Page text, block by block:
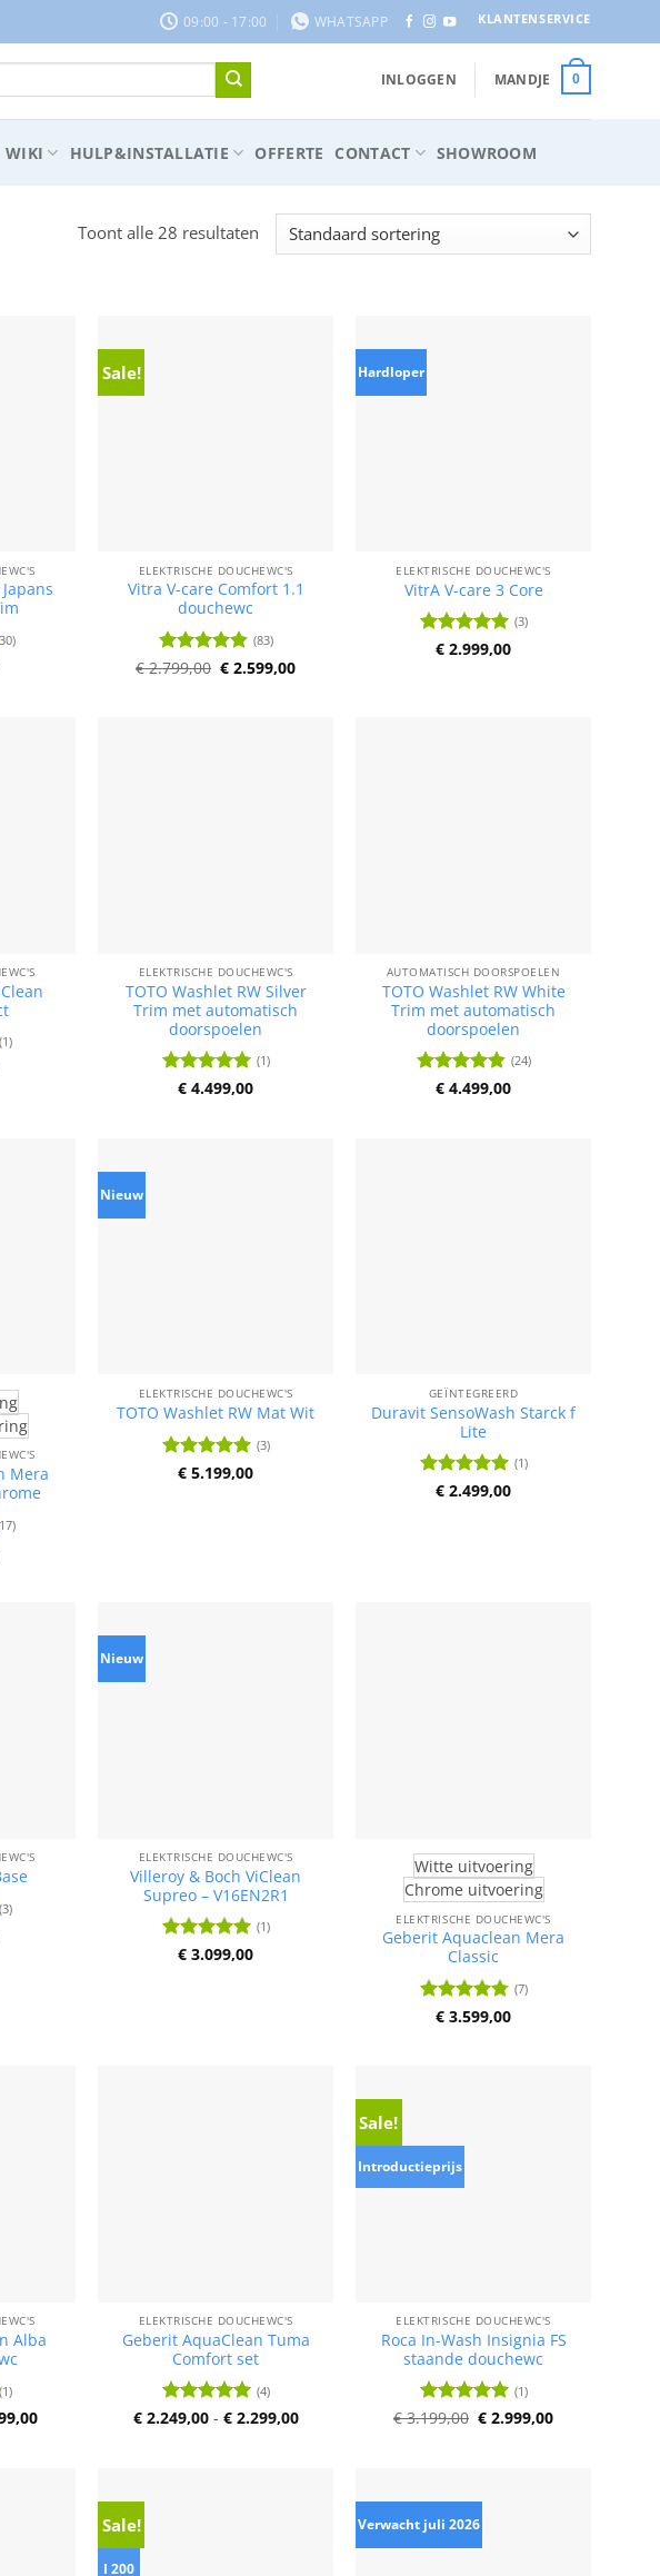
09:00 - 17:00 WHATSAPP KLANTENSERVICE
INLOGGEN MANDJE 0
WIKI HULP&INSTALLATIE OFFERTE CONTACT SHOWROOM
Toont alle 28 resultaten
Sale!
ELEKTRISCHE DOUCHEWC'S
Vitra V-care Comfort 1.1
douchewc
Waardering
(83)
€2.799,00 Oorspronkelijke
prijs
€ 2.599,00Huidige
Hardloper
ELEKTRISCHE DOUCHEWC'S
VitrA V-care 3 Core
Waardering
(3)
€ 2.999,00
(1)
ELEKTRISCHE DOUCHEWC'S
TOTO Washlet RW Silver
Trim met automatisch
doorspoelen
Waardering
(1)
€ 4.499,00
AUTOMATISCH DOORSPOELEN
TOTO Washlet RW White
Trim met automatisch
doorspoelen
Waardering
(24)
€ 4.499,00
Mera
Nieuw
ELEKTRISCHE DOUCHEWC'S
TOTO Washlet RW Mat Wit
Waardering
(3)
€ 5.199,00
GEÏNTEGREERD
Duravit SensoWash Starck f
Lite
Waardering
(1)
€ 2.499,00
(3)
Nieuw
ELEKTRISCHE DOUCHEWC'S
Villeroy & Boch ViClean
Supreo – V16EN2R1
Waardering
(1)
€ 3.099,00
Witte uitvoering
Chrome uitvoering
ELEKTRISCHE DOUCHEWC'S
Geberit Aquaclean Mera
Classic
Waardering
(7)
€ 3.599,00
Alba
(1)
Huidige
ELEKTRISCHE DOUCHEWC'S
Geberit AquaClean Tuma
Comfort set
Waardering
(4)
€2.249,00 - €2.299,00Prijsklasse:
Sale!
Introductieprijs
ELEKTRISCHE DOUCHEWC'S
Roca In-Wash Insignia FS
staande douchewc
Waardering
(1)
€3.199,00 Oorspronkelijke
€ 2.999,00Huidige
Sale!
I 200
Verwacht juli 2026